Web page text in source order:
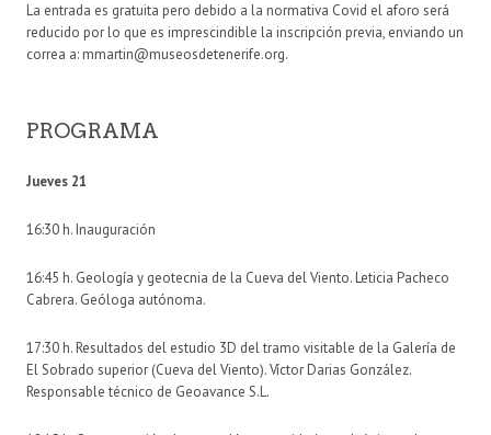
La entrada es gratuita pero debido a la normativa Covid el aforo será
reducido por lo que es imprescindible la inscripción previa, enviando un
correa a: mmartin@museosdetenerife.org.
PROGRAMA
Jueves 21
16:30 h. Inauguración
16:45 h. Geología y geotecnia de la Cueva del Viento. Leticia Pacheco
Cabrera. Geóloga autónoma.
17:30 h. Resultados del estudio 3D del tramo visitable de la Galería de
El Sobrado superior (Cueva del Viento). Víctor Darias González.
Responsable técnico de Geoavance S.L.